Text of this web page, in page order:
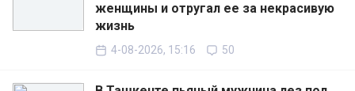
женщины и отругал ее за некрасивую
жизнь
4-08-2026, 15:16 50